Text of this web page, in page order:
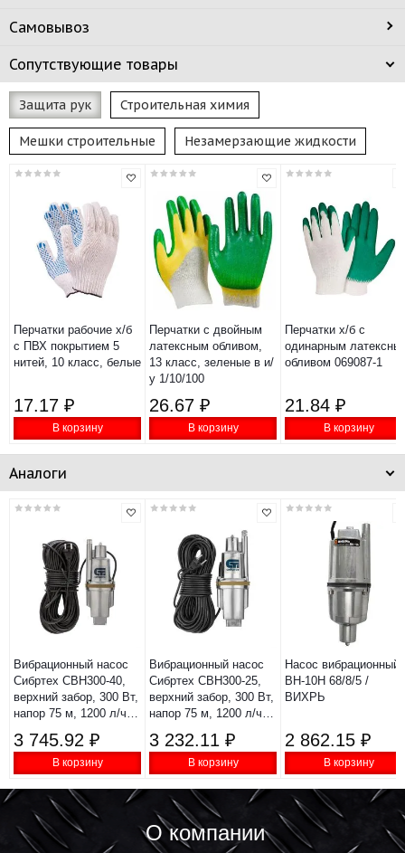
Самовывоз
Сопутствующие товары
Защита рук Строительная химия
Мешки строительные Незамерзающие жидкости
Перчатки рабочие х/б
с ПВХ покрытием 5
нитей, 10 класс, белые
17.17 ₽
В корзину
Перчатки с двойным
латексным обливом,
13 класс, зеленые в и/
у 1/10/100
26.67 ₽
В корзину
Перчатки х/б с
одинарным
обливом 069087-1
21.84 ₽
В корзину
Аналоги
Вибрационный насос
Сибртех СВН300-40,
верхний забор, 300 Вт,
напор 75 м, 1200 л/ч,
3 745.92 ₽
В корзину
Вибрационный насос
Сибртех СВН300-25,
верхний забор, 300 Вт,
напор 75 м, 1200 л/ч,
3 232.11 ₽
В корзину
Насос вибрационный
ВН-10Н 68/8/5 /
ВИХРЬ
2 862.15 ₽
В корзину
О компании